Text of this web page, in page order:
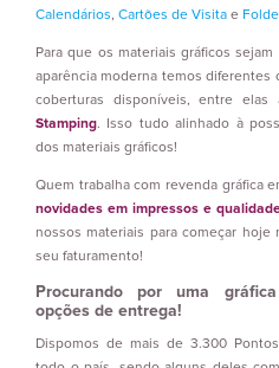
Calendários, Cartões de Visita e
Para que os materiais gráficos
aparência moderna temos diferentes
coberturas disponíveis, entre
Stamping. Isso tudo alinhado à
dos materiais gráficos!
Quem trabalha com revenda gráfica
novidades em impressos e
nossos materiais para começar
seu faturamento!
Procurando por uma
opções de entrega!
Dispomos de mais de 3.300